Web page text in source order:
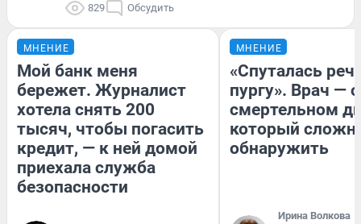
829 Обсудить
МНЕНИЕ
Мой банк меня
бережет. Журналист
хотела снять 200
тысяч, чтобы погасить
кредит, — к ней домой
приехала служба
безопасности
МНЕНИЕ
«Спуталась
пургу». Врач — о
смертельном
который
обнаружить
Ирина Волкова